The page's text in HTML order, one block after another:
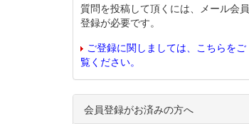
質問を投稿して頂くには、メール会員
登録が必要です。
ご登録に関しましては、こちらをご
覧ください。
会員登録がお済みの方へ